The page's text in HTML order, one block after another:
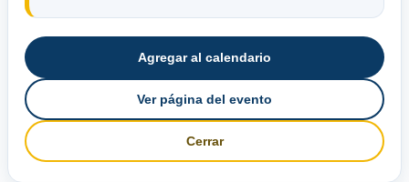
Agregar al calendario
Ver página del evento
Cerrar